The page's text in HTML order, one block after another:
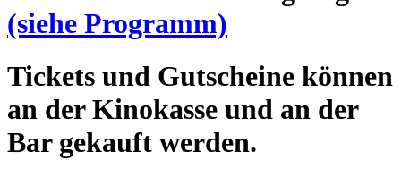
(siehe Programm)
Tickets und Gutscheine können
an der Kinokasse und an der
Bar gekauft werden.